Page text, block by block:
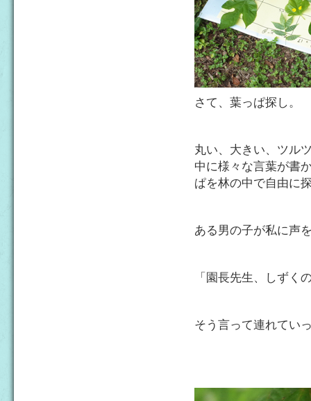
さて、葉っぱ探し。
丸い、大きい、ツル
中に様々な言葉が書
ぱを林の中で自由に
ある男の子が私に声
「園長先生、しずく
そう言って連れてい